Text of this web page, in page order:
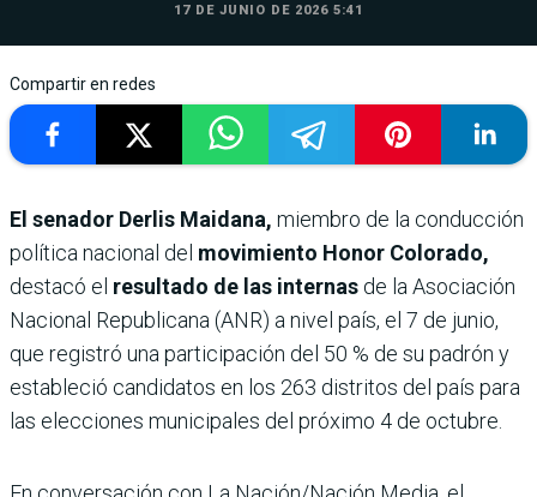
17 DE JUNIO DE 2026 5:41
Compartir en redes
El senador Derlis Maidana, miembro de la conducción
política nacional del movimiento Honor Colorado,
destacó el resultado de las internas de la Asociación
Nacional Republicana (ANR) a nivel país, el 7 de junio,
que registró una participación del 50 % de su padrón y
estableció candidatos en los 263 distritos del país para
las elecciones municipales del próximo 4 de octubre.